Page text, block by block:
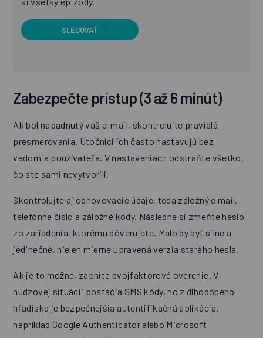
SLEDOVAŤ
Zabezpečte prístup (3 až 6 minút)
Ak bol napadnutý váš e-mail, skontrolujte pravidlá
presmerovania. Útočníci ich často nastavujú bez
vedomia používateľa. V nastaveniach odstráňte všetko,
čo ste sami nevytvorili.
Skontrolujte aj obnovovacie údaje, teda záložný e mail,
telefónne číslo a záložné kódy. Následne si zmeňte heslo
zo zariadenia, ktorému dôverujete. Malo by byť silné a
jedinečné, nielen mierne upravená verzia starého hesla.
Ak je to možné, zapnite dvojfaktorové overenie. V
núdzovej situácii postačia SMS kódy, no z dlhodobého
hľadiska je bezpečnejšia autentifikačná aplikácia,
napríklad Google Authenticator alebo Microsoft